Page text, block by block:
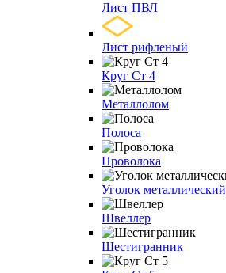
Лист ПВЛ
Лист рифленый
Круг Ст 4
Металлолом
Полоса
Проволока
Уголок металлический
Швеллер
Шестигранник